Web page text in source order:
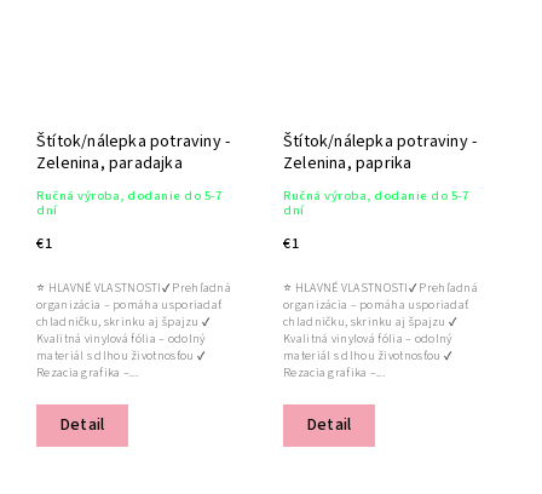
Štítok/nálepka potraviny -
Zelenina, paradajka
Ručná výroba, dodanie do 5-7
dní
€1
Detail
⭐ HLAVNÉ VLASTNOSTI✔ Prehľadná
organizácia – pomáha usporiadať
chladničku, skrinku aj špajzu ✔
Kvalitná vinylová fólia – odolný
materiál s dlhou životnosťou ✔
Rezacia grafika –...
Štítok/nálepka potraviny -
Zelenina, paprika
Ručná výroba, dodanie do 5-7
dní
€1
Detail
⭐ HLAVNÉ VLASTNOSTI✔ Prehľadná
organizácia – pomáha usporiadať
chladničku, skrinku aj špajzu ✔
Kvalitná vinylová fólia – odolný
materiál s dlhou životnosťou ✔
Rezacia grafika –...